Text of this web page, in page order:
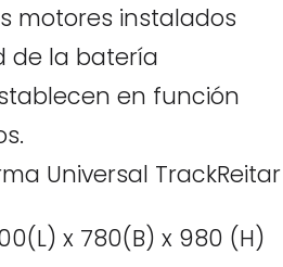
motores instalados
de la batería
en función
Universal TrackReitar
x 780(B) x 980 (H)